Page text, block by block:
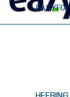
EASYFIX